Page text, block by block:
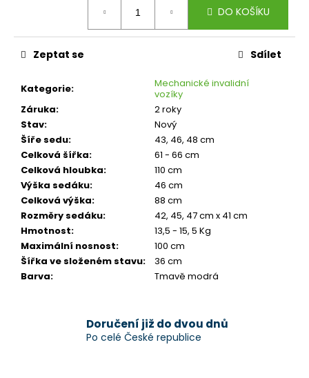
DO KOŠÍKU
Kategorie:
Mechanické invalidní
vozíky
Záruka:
2 roky
Stav:
Nový
Šíře sedu:
43, 46, 48 cm
Celková šířka:
61 - 66 cm
Celková hloubka:
110 cm
Výška sedáku:
46 cm
Celková výška:
88 cm
Rozměry sedáku:
42, 45, 47 cm x 41 cm
Hmotnost:
13,5 - 15, 5 Kg
Maximální nosnost:
100 cm
Šířka ve složeném stavu:
36 cm
Barva: Tmavě modrá
Zeptat se Sdílet
Doručení již do dvou dnů
Po celé České republice